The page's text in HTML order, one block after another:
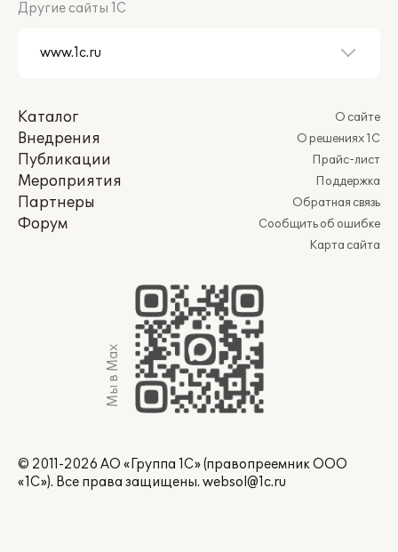
Другие сайты 1С
Каталог
Внедрения
Публикации
Мероприятия
Партнеры
Форум
О сайте
О решениях 1С
Прайс-лист
Поддержка
Обратная связь
Сообщить об ошибке
Карта сайта
Мы в Max
© 2011-2026 АО «Группа 1С» (правопреемник ООО
«1С»). Все права защищены. websol@1c.ru